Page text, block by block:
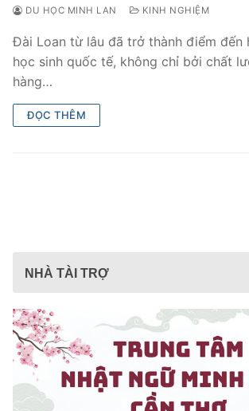
DU HỌC MINH LAN KINH NGHIỆM
Đài Loan từ lâu đã trở thành điểm đến
học sinh quốc tế, không chỉ bởi chất
hàng…
ĐỌC THÊM
NHÀ TÀI TRỢ